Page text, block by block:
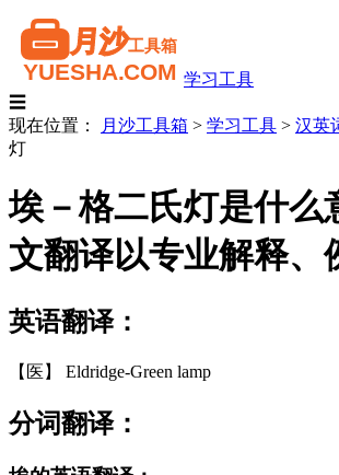
学习工具
☰
现在位置：
月沙工具箱 > 学习工具 > 汉英
灯
埃－格二氏灯是什么
文翻译以专业解释、
英语翻译：
【医】 Eldridge-Green lamp
分词翻译：